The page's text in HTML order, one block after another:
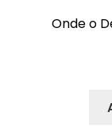
Onde o